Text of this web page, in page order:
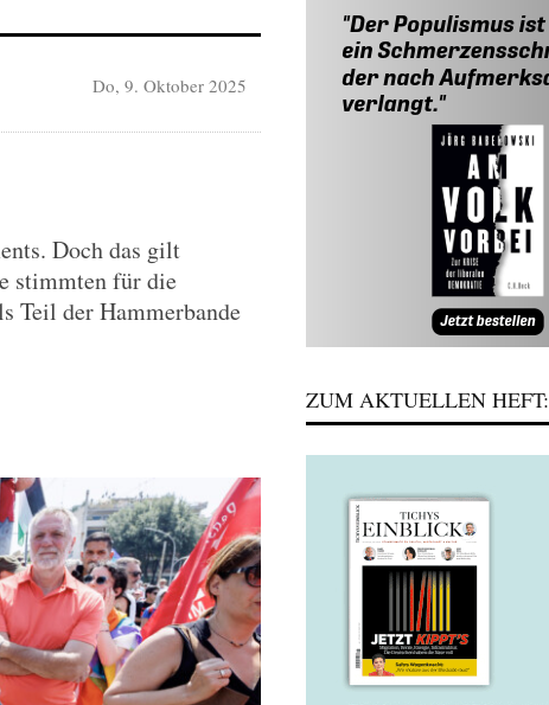
Do, 9. Oktober 2025
Doch das gilt
stimmten für die
Teil der Hammerbande
ZUM AKTUELLEN HEFT: